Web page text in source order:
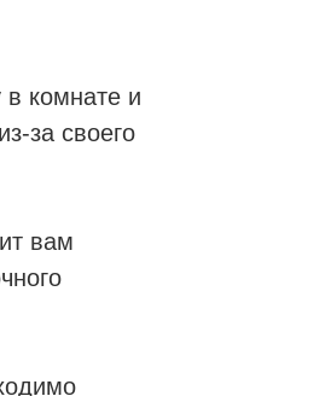
в комнате и
за своего
вам